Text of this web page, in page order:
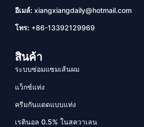
อีเมล์: xiangxiangdaily@hotmail.com
โทร: +86-13392129969
สินค้า
ระบบซ่อมแซมเส้นผม
แว็กซ์แท่ง
ครีมกันแดดแบบแท่ง
เรตินอล 0.5% ในสควาเลน